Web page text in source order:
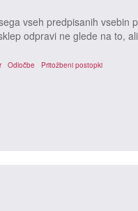
vseh predpisanih vsebin
odpravi ne glede na to,
Odločbe Pritožbeni postopki